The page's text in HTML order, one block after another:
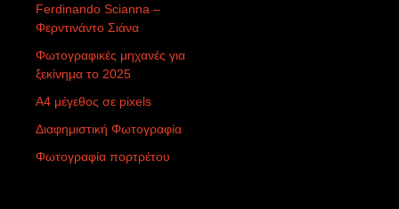
Ferdinando Scianna –
Φερντινάντο Σιάνα
Φωτογραφικές μηχανές για
ξεκίνημα το 2025
Α4 μέγεθος σε pixels
Διαφημιστική Φωτογραφία
Φωτογραφία πορτρέτου